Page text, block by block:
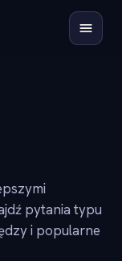
pytania typu
i popularne